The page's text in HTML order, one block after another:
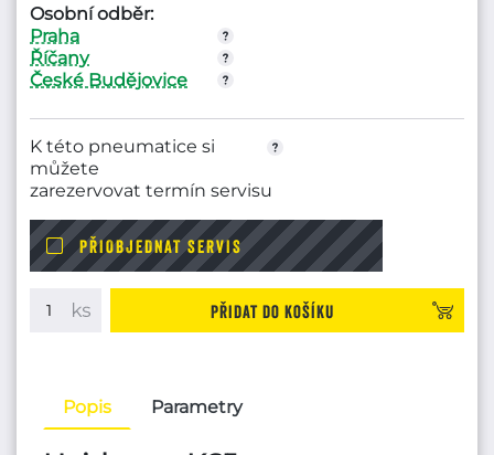
Osobní odběr:
Praha
Říčany
České Budějovice
K této pneumatice si
můžete
zarezervovat termín servisu
PŘIOBJEDNAT SERVIS
Přidat do košíku
Popis Parametry